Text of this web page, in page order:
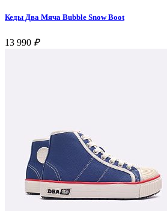
Кеды Два Мяча Bubble Snow Boot
13 990 ₽